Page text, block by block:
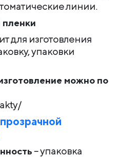
линии.
пленки
для изготовления
упаковки
можно по
– упаковка